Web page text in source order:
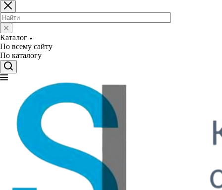
Каталог
По всему сайту
По каталогу